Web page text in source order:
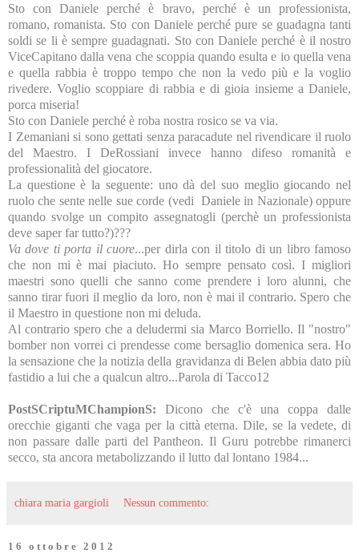
Sto con Daniele perché è bravo, perché è un professionista,
romano, romanista. Sto con Daniele perché pure se guadagna tanti
soldi se li è sempre guadagnati. Sto con Daniele perché è il nostro
ViceCapitano dalla vena che scoppia quando esulta e io quella vena
e quella rabbia è troppo tempo che non la vedo più e la voglio
rivedere. Voglio scoppiare di rabbia e di gioia insieme a Daniele,
porca miseria!
Sto con Daniele perché è roba nostra rosico se va via.
I Zemaniani si sono gettati senza paracadute nel rivendicare il ruolo
del Maestro. I DeRossiani invece hanno difeso romanità e
professionalità del giocatore.
La questione è la seguente: uno dà del suo meglio giocando nel
ruolo che sente nelle sue corde (vedi Daniele in Nazionale) oppure
quando svolge un compito assegnatogli (perchè un professionista
deve saper far tutto?)???
Va dove ti porta il cuore...per dirla con il titolo di un libro famoso
che non mi è mai piaciuto. Ho sempre pensato così. I migliori
maestri sono quelli che sanno come prendere i loro alunni, che
sanno tirar fuori il meglio da loro, non è mai il contrario. Spero che
il Maestro in questione non mi deluda.
Al contrario spero che a deludermi sia Marco Borriello. Il "nostro"
bomber non vorrei ci prendesse come bersaglio domenica sera. Ho
la sensazione che la notizia della gravidanza di Belen abbia dato più
fastidio a lui che a qualcun altro...Parola di Tacco12
PostSCriptuMChampionS: Dicono che c'è una coppa dalle
orecchie giganti che vaga per la città eterna. Dile, se la vedete, di
non passare dalle parti del Pantheon. Il Guru potrebbe rimanerci
secco, sta ancora metabolizzando il lutto dal lontano 1984...
chiara maria gargioli Nessun commento:
16 ottobre 2012